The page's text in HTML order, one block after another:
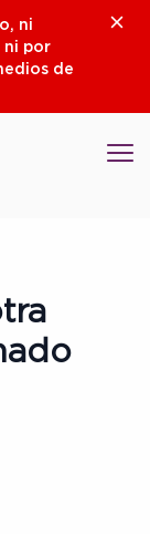
ni
ni por
de